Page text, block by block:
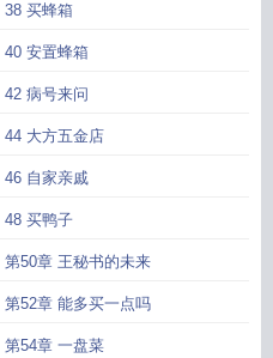
38 买蜂箱
40 安置蜂箱
42 病号来问
44 大方五金店
46 自家亲戚
48 买鸭子
第50章 王秘书的未来
第52章 能多买一点吗
第54章 一盘菜